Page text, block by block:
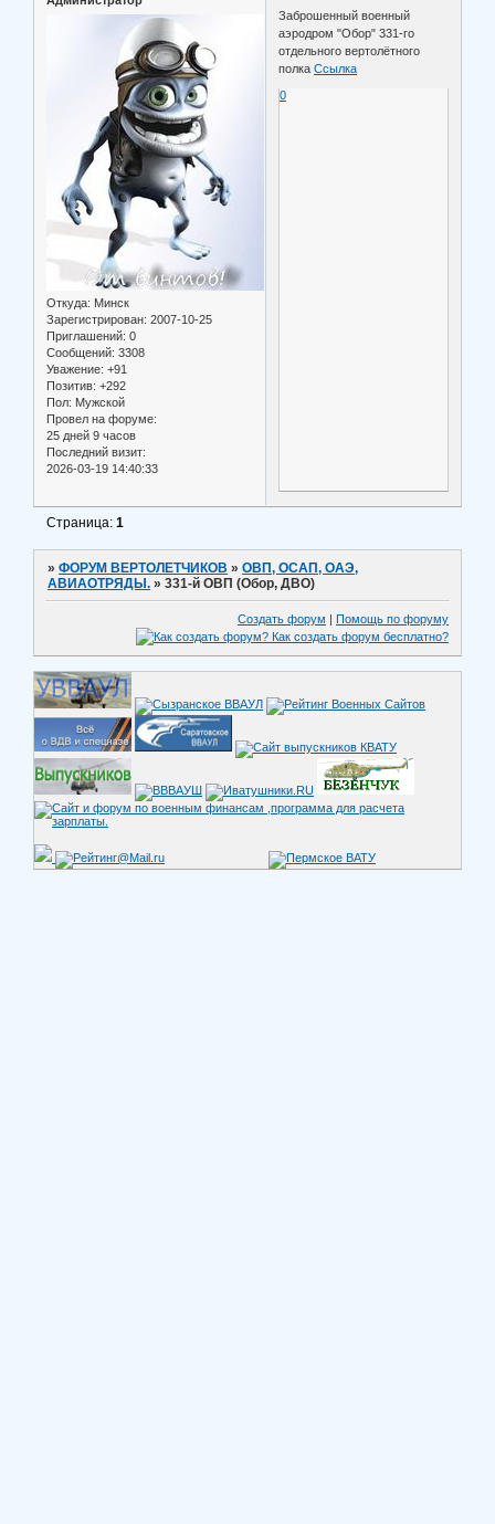
Откуда: Минск
Зарегистрирован: 2007-10-25
Приглашений: 0
Сообщений: 3308
Уважение: +91
Позитив: +292
Пол: Мужской
Провел на форуме:
25 дней 9 часов
Последний визит:
2026-03-19 14:40:33
Заброшенный военный
аэродром "Обор" 331-го
отдельного вертолётного
полкаСсылка
0
Страница:1
»ФОРУМ ВЕРТОЛЕТЧИКОВ »ОВП, ОСАП, ОАЭ,
АВИАОТРЯДЫ. »331-й ОВП (Обор, ДВО)
Создать форум | Помощь по форуму